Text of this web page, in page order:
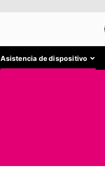
Asistencia de dispositivo